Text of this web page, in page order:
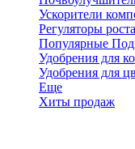
Ускорители
Регуляторы роста
Популярные
Удобрения для
Удобрения для
Еще
Хиты продаж